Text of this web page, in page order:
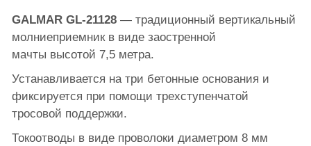
GALMAR GL-21128 — традиционный вертикальный
молниеприемник в виде заостренной
мачты высотой 7,5 метра.
Устанавливается на три бетонные основания и
фиксируется при помощи трехступенчатой
тросовой поддержки.
Токоотводы в виде проволоки диаметром 8 мм